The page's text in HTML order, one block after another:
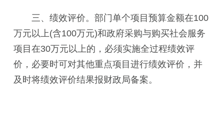
三、绩效评价。部门单个项目预算金额在100
万元以上(含100万元)和政府采购与购买社会服务
项目在30万元以上的，必须实施全过程绩效评
价，必要时可对其他重点项目进行绩效评价，并
及时将绩效评价结果报财政局备案。